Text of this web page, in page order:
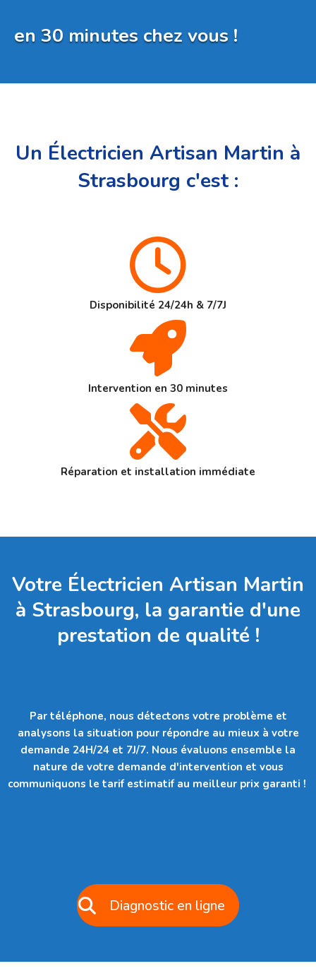
en 30 minutes chez vous !
Un Électricien Artisan Martin à
Strasbourg c'est :
Disponibilité 24/24h & 7/7J
Intervention en 30 minutes
Réparation et installation immédiate
Votre Électricien Artisan Martin
à Strasbourg, la garantie d'une
prestation de qualité !
Par téléphone, nous détectons votre problème et
analysons la situation pour répondre au mieux à votre
demande 24H/24 et 7J/7. Nous évaluons ensemble la
nature de votre demande d'intervention et vous
communiquons le tarif estimatif au meilleur prix garanti !
Diagnostic en ligne